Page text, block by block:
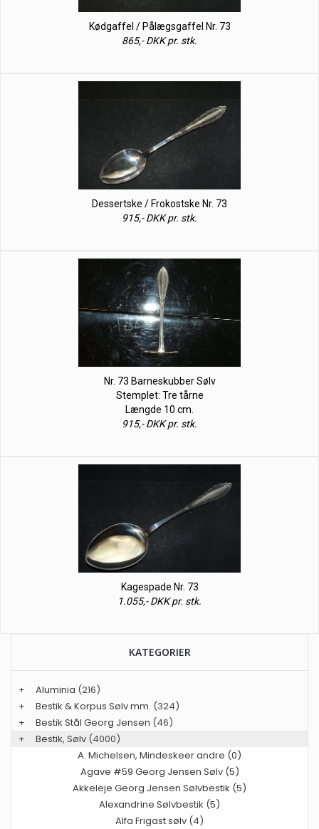
Kødgaffel / Pålægsgaffel Nr. 73
865,- DKK pr. stk.
Dessertske / Frokostske Nr. 73
915,- DKK pr. stk.
Nr. 73 Barneskubber Sølv
Stemplet: Tre tårne
Længde 10 cm.
915,- DKK pr. stk.
Kagespade Nr. 73
1.055,- DKK pr. stk.
KATEGORIER
+ Aluminia (216)
+
Bestik & Korpus Sølv mm. (324)
+
Bestik Stål Georg Jensen (46)
+
Bestik, Sølv (4000)
A. Michelsen, Mindeskeer andre (0)
Agave #59 Georg Jensen Sølv (5)
Akkeleje Georg Jensen Sølvbestik (5)
Alexandrine Sølvbestik (5)
Alfa Frigast sølv (4)